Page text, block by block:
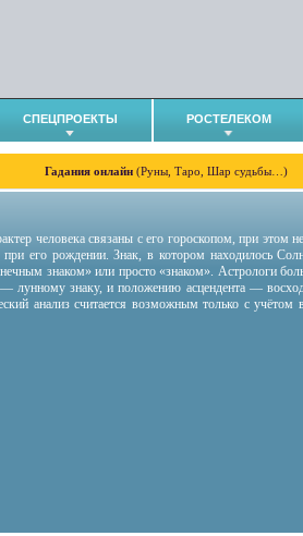
СПЕЦПРОЕКТЫ РОСТЕЛЕКОМ
Гадания онлайн (Руны, Таро, Шар судьбы…)
человека связаны с его гороскопом, при этом
при его рождении. Знак, в котором находилось
знаком» или просто «знаком». Астрологи
лунному знаку, и положению асцендента —
анализ считается возможным только с учётом